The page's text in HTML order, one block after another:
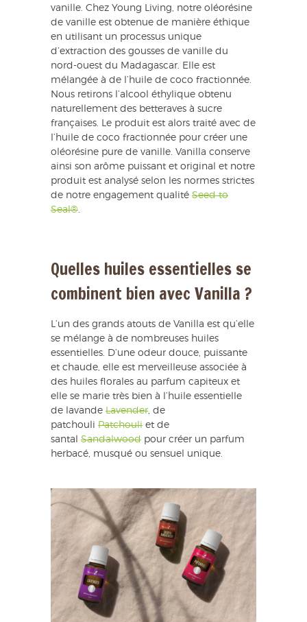
vanille. Chez Young Living, notre oléorésine
de vanille est obtenue de manière éthique
en utilisant un processus unique
d’extraction des gousses de vanille du
nord-ouest du Madagascar. Elle est
mélangée à de l’huile de coco fractionnée.
Nous retirons l’alcool éthylique obtenu
naturellement des betteraves à sucre
françaises. Le produit est alors traité avec de
l’huile de coco fractionnée pour créer une
oléorésine pure de vanille. Vanilla conserve
ainsi son arôme puissant et original et notre
produit est analysé selon les normes strictes
de notre engagement qualité Seed to
Seal®.
Quelles huiles essentielles se
combinent bien avec Vanilla ?
L’un des grands atouts de Vanilla est qu’elle
se mélange à de nombreuses huiles
essentielles. D’une odeur douce, puissante
et chaude, elle est merveilleuse associée à
des huiles florales au parfum capiteux et
elle se marie très bien à l’huile essentielle
de lavande Lavender, de
patchouli Patchouli et de
santal Sandalwood pour créer un parfum
herbacé, musqué ou sensuel unique.